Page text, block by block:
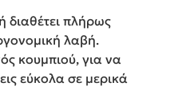
διαθέτει πλήρως
λαβή.
κουμπιού, για να
εύκολα σε μερικά